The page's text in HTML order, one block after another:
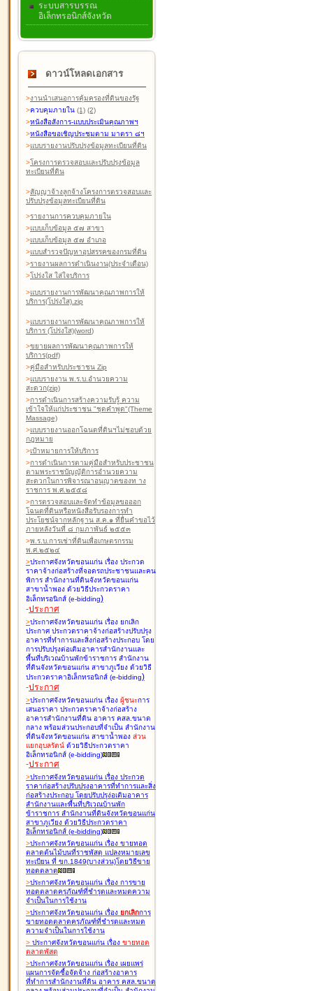
ระบบสารบรรณ
อิเล็กทรอนิกส์จังหวัด
ดาวน์โหลดเอกสาร
>งานนำเสนอการคุ้มครองที่ดินของรัฐ
>ควบคุมภายใน (1) (2)
>หนังสือสังการ-แบบประเมินคุณภาพฯ
>หนังสือขอเชิญประชุมตาม มาตรา ๘ฯ
>แบบรายงานปรับปรุงข้อมูลทะเบียนที่ดิน
>โครงการตรวจสอบและปรับปรุงข้อมูล
ทะเบียนที่ดิน
>สัญญาจ้างลูกจ้างโครงการตรวจสอบและ
ปรับปรุงข้อมูลทะเบียนที่ดิน
>รายงานการควบคุมภายใน
>แบบเก็บข้อมูล ๕๗ สาขา
>แบบเก็บข้อมูล ๕๗ อำเภอ
>แบบสำรวจปัญหาอุปสรรคของกรมที่ดิน
>รายงานผลการดำเนินงาน(ประจำเดือน)
>โปร่งใส ใส่ใจบริการ
>แบบรายงานการพัฒนาคุณภาพการให้
บริการ(โปร่งใส).zip
>แบบรายงานการพัฒนาคุณภาพการให้
บริการ (โปร่งใส)(word)
>ขยายผลการพัฒนาคุณภาพการให้
บริการ(pdf)
>คู่มือสำหรับประชาชน Zip
>แบบรายงาน พ.ร.บ.อำนวยความ
สะดวก(zip)
>การดำเนินการสร้างความรับรู้ ความ
เข้าใจให้แก่ประชาชน "ชุดคำพูด"(Theme
Massage)
>แบบรายงานออกโฉนดที่ดินฯไม่ชอบด้วย
กฎหมาย
>เป้าหมายการให้บริการ
>การดำเนินการตามคู่มือสำหรับประชาชน
ตามพระราชบัญญัติการอำนวยความ
สะดวกในการพิจารณาอนุญาตของท าง
ราชการ พ.ศ.๒๕๕๘
>การตรวจสอบและจัดทำข้อมูลขอออก
โฉนดที่ดินหรือหนังสือรับรองการทำ
ประโยชน์จากหลักฐาน ส.ค.๑ ที่ยื่นคำขอไว้
ภายหลังวันที่ ๘ กุมภาพันธ์ ๒๕๕๓
>พ.ร.บ.การเช่าที่ดินเพื่อเกษตรกรรม
พ.ศ.๒๕๒๔
>ประกาศจังหวัดขอนแก่น เรื่อง ประกวด
ราคาจ้างก่อสร้างที่จอดรถประชาชนและคน
พิการ สำนักงานที่ดินจังหวัดขอนแก่น
สาขาน้ำพอง ด้วยวิธีประกวดราคา
อิเล็กทรอนิกส์ (e-bidding)
-ประกาศ
>ประกาศจังหวัดขอนแก่น เรื่อง ยกเลิก
ประกาศ ประกวดราคาจ้างก่อสร้างปรับปรุง
อาคารที่ทำการและสิ่งก่อสร้างประกอบ โดย
การปรับปรุงต่อเติมอาคารสำนักงานและ
พื้นที่บริเวณบ้านพักข้าราชการ สำนักงาน
ที่ดินจังหวัดขอนแก่น สาขาภูเวียง ด้วยวิธี
ประกวดราคาอิเล็กทรอนิกส์ (e-bidding)
-ประกาศ
>ประกาศจังหวัดขอนแก่น เรื่อง ผู้ชนะการ
เสนอราคา ประกวดราคาจ้างก่อสร้าง
อาคารสำนักงานที่ดิน อาคาร คสล.ขนาด
กลาง พร้อมส่วนประกอบที่จำเป็น สำนักงาน
ที่ดินจังหวัดขอนแก่น สาขาน้ำพอง ส่วน
แยกอุบลรัตน์ ด้วยวิธีประกวดราคา
อิเล็กทรอนิกส์ (e-bidding)
-ประกาศ
>ประกาศจังหวัดขอนแก่น เรื่อง ประกวด
ราคาก่อสร้างปรับปรุงอาคารที่ทำการและสิ่ง
ก่อสร้างประกอบ โดยปรับปรุง่อเติมอาคาร
สำนักงานและพื้นที่บริเวณบ้านพัก
ข้าราชการ สำนักงานที่ดินจังหวัดขอนแก่น
สาขาภูเวียง ด้วยวิธีประกวดราคา
อิเล็กทรอนิกส์ (e-bidding)
>ประกาศจังหวัดขอนแก่น เรื่อง ขายทอด
ตลาดต้นไม้บนที่ราชพัสดุ แปลงหมายเลข
ทะเบียน ที่ ขก.1849(บางส่วน)โดยวิธีขาย
ทอดตลาด
>ประกาศจังหวัดขอนแก่น เรื่อง การขาย
ทอดตลาดครุภัณฑ์ที่ชำรุดและหมดความ
จำเป็นในการใช้งาน
>ประกาศจังหวัดขอนแก่น เรื่อง ยกเลิกการ
ขายทอดตลาดครุภัณฑ์ที่ชำรุดและหมด
ความจำเป็นในการใช้งาน
> ประกาศจังหวัดขอนแก่น เรื่อง ขายทอด
ตลาดพัสดุ
>ประกาศจังหวัดขอนแก่น เรื่อง เผยแพร่
แผนการจัดซื้อจัดจ้าง ก่อสร้างอาคาร
ที่ทำการสำนักงานที่ดิน อาคาร คสล.ขนาด